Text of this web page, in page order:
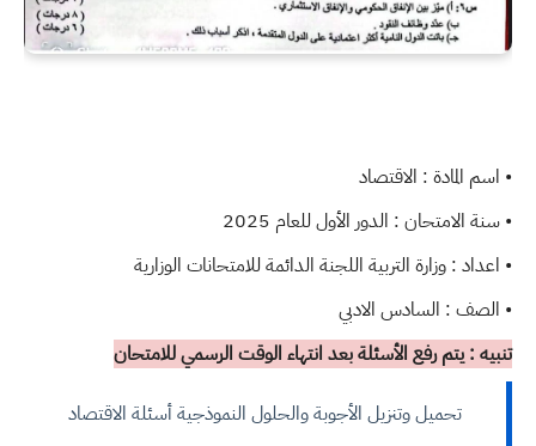
• اسم المادة : الاقتصاد
• سنة الامتحان : الدور الأول للعام 2025
• اعداد : وزارة التربية اللجنة الدائمة للامتحانات الوزارية
• الصف : السادس الادبي
تنبيه : يتم رفع الأسئلة بعد انتهاء الوقت الرسمي للامتحان
تحميل وتنزيل الأجوبة والحلول النموذجية أسئلة الاقتصاد